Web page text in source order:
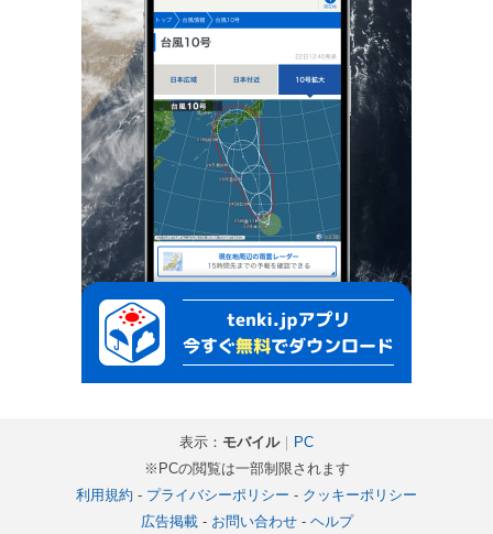
表示： モバイル｜ PC
※PCの閲覧は一部制限されます
利用規約 - プライバシーポリシー - クッキーポリシー
広告掲載- お問い合わせ- ヘルプ